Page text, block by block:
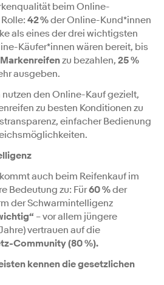
beim Online-
42 %der Online-Kund*innen
als eines der drei wichtigsten
Käufer*innen wären bereit, bis
Markenreifenzu bezahlen, 25 %
ausgeben.
den Online-Kauf gezielt,
zu besten Konditionen zu
einfacher Bedienung
kommt auch beim Reifenkauf im
Bedeutung zu: Für60 %der
der Schwarmintelligenz
– vor allem jüngere
vertrauen auf die
Community (80 %).
kennen die gesetzlichen